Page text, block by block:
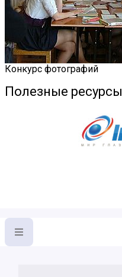
Конкурс фотографий
Полезные ресурсы